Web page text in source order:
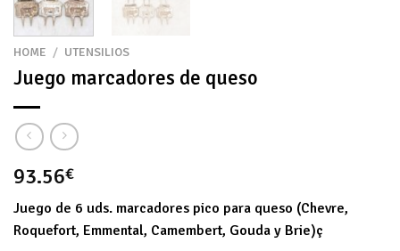
HOME / UTENSILIOS
Juego marcadores de queso
93.56€
Juego de 6 uds. marcadores pico para queso (Chevre,
Roquefort, Emmental, Camembert, Gouda y Brie)ç